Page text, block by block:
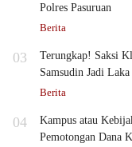
Polres Pasuruan
Berita
03
Terungkap! Saksi
Samsudin Jadi
Berita
04
Kampus atau
Pemotongan Dana